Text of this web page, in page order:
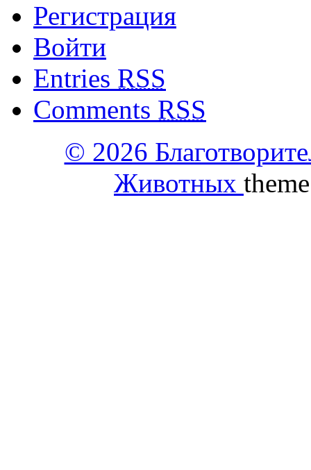
Регистрация
Войти
Entries RSS
Comments RSS
© 2026
Животных